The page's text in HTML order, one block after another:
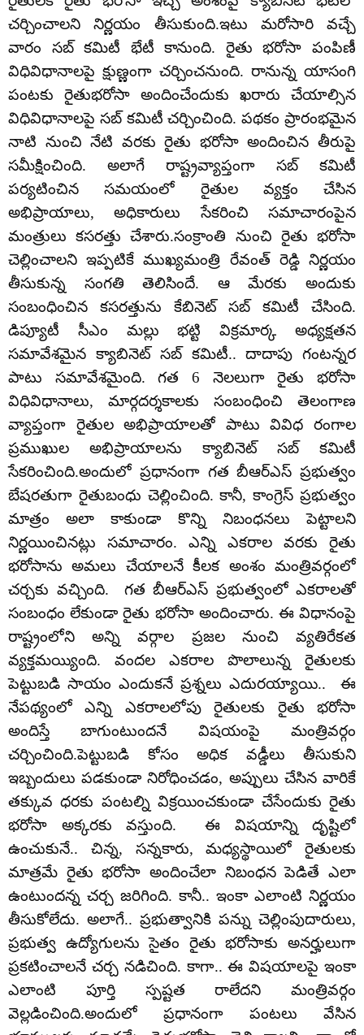
చర్చించాలని నిర్ణయం తీసుకుంది.ఇటు మరోసారి వచ్చే
వారం సబ్ కమిటీ భేటీ కానుంది. రైతు భరోసా పంపిణీ
విధివిధానాలపై క్షుణ్ణంగా చర్చించనుంది. రానున్న యాసంగి
పంటకు రైతుభరోసా అందించేందుకు ఖరారు చేయాల్సిన
విధివిధానాలపై సబ్ కమిటీ చర్చించింది. పథకం ప్రారంభమైన
నాటి నుంచి నేటి వరకు రైతు భరోసా అందించిన తీరుపై
సమీక్షించింది. అలాగే రాష్ట్రవ్యాప్తంగా సబ్ కమిటీ
పర్యటించిన సమయంలో రైతుల వ్యక్తం చేసిన
అభిప్రాయాలు, అధికారులు సేకరించి సమాచారంపైన
మంత్రులు కసరత్తు చేశారు.సంక్రాంతి నుంచి రైతు భరోసా
చెల్లించాలని ఇప్పటికే ముఖ్యమంత్రి రేవంత్ రెడ్డి నిర్ణయం
తీసుకున్న సంగతి తెలిసిందే. ఆ మేరకు అందుకు
సంబంధించిన కసరత్తును కేబినెట్ సబ్ కమిటీ చేసింది.
డిప్యూటీ సీఎం మల్లు భట్టి విక్రమార్క అధ్యక్షతన
సమావేశమైన క్యాబినెట్ సబ్ కమిటీ.. దాదాపు గంటన్నర
పాటు సమావేశమైంది. గత 6 నెలలుగా రైతు భరోసా
విధివిధానాలు, మార్గదర్శకాలకు సంబంధించి తెలంగాణ
వ్యాప్తంగా రైతుల అభిప్రాయాలతో పాటు వివిధ రంగాల
ప్రముఖుల అభిప్రాయాలను క్యాబినెట్ సబ్ కమిటీ
సేకరించింది.అందులో ప్రధానంగా గత బీఆర్ఎస్ ప్రభుత్వం
బేషరతుగా రైతుబంధు చెల్లించింది. కానీ, కాంగ్రెస్ ప్రభుత్వం
మాత్రం అలా కాకుండా కొన్ని నిబంధనలు పెట్టాలని
నిర్ణయించినట్లు సమాచారం. ఎన్ని ఎకరాల వరకు రైతు
భరోసాను అమలు చేయాలనే కీలక అంశం మంత్రివర్గంలో
చర్చకు వచ్చింది. గత బీఆర్ఎస్ ప్రభుత్వంలో ఎకరాలతో
సంబంధం లేకుండా రైతు భరోసా అందించారు. ఈ విధానంపై
రాష్ట్రంలోని అన్ని వర్గాల ప్రజల నుంచి వ్యతిరేకత
వ్యక్తమయ్యింది. వందల ఎకరాల పొలాలున్న రైతులకు
పెట్టుబడి సాయం ఎందుకనే ప్రశ్నలు ఎదురయ్యాయి.. ఈ
నేపథ్యంలో ఎన్ని ఎకరాలలోపు రైతులకు రైతు భరోసా
అందిస్తే బాగుంటుందనే విషయంపై మంత్రివర్గం
చర్చించింది.పెట్టుబడి కోసం అధిక వడ్డీలు తీసుకుని
ఇబ్బందులు పడకుండా నిరోధించడం, అప్పులు చేసిన వారికే
తక్కువ ధరకు పంటల్ని విక్రయించకుండా చేసేందుకు రైతు
భరోసా అక్కరకు వస్తుంది. ఈ విషయాన్ని దృష్టిలో
ఉంచుకునే.. చిన్న, సన్నకారు, మధ్యస్థాయిలో రైతులకు
మాత్రమే రైతు భరోసా అందించేలా నిబంధన పెడితే ఎలా
ఉంటుందన్న చర్చ జరిగింది. కానీ.. ఇంకా ఎలాంటి నిర్ణయం
తీసుకోలేదు. అలాగే.. ప్రభుత్వానికి పన్ను చెల్లింపుదారులు,
ప్రభుత్వ ఉద్యోగులను సైతం రైతు భరోసాకు అనర్హులుగా
ప్రకటించాలనే చర్చ నడిచింది. కాగా.. ఈ విషయాలపై ఇంకా
ఎలాంటి పూర్తి స్పష్టత రాలేదని మంత్రివర్గం
వెల్లడించింది.అందులో ప్రధానంగా పంటలు వేసిన